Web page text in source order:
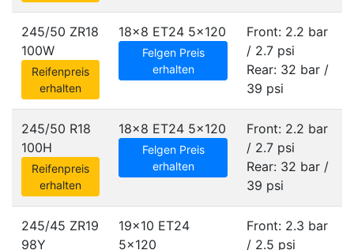
245/50 ZR18
100W
Reifenpreis
erhalten
18x8 ET24 5x120
Felgen Preis
erhalten
Front: 2.2 bar
/ 2.7 psi
Rear: 32 bar /
39 psi
245/50 R18
100H
Reifenpreis
erhalten
18x8 ET24 5x120
Felgen Preis
erhalten
Front: 2.2 bar
/ 2.7 psi
Rear: 32 bar /
39 psi
245/45 ZR19
98Y
19x10 ET24
5x120
Front: 2.3 bar
/ 2.5 psi